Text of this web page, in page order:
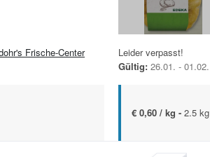
Frische-Center
Leider verpasst!
Gültig: 26.01. - 01.02.
€ 0,60 / kg - 2.5 kg